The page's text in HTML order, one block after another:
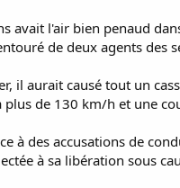
avait l'air bien penaud
de deux agents
il aurait causé tout un
de 130 km/h et une
à des accusations de
à sa libération sous